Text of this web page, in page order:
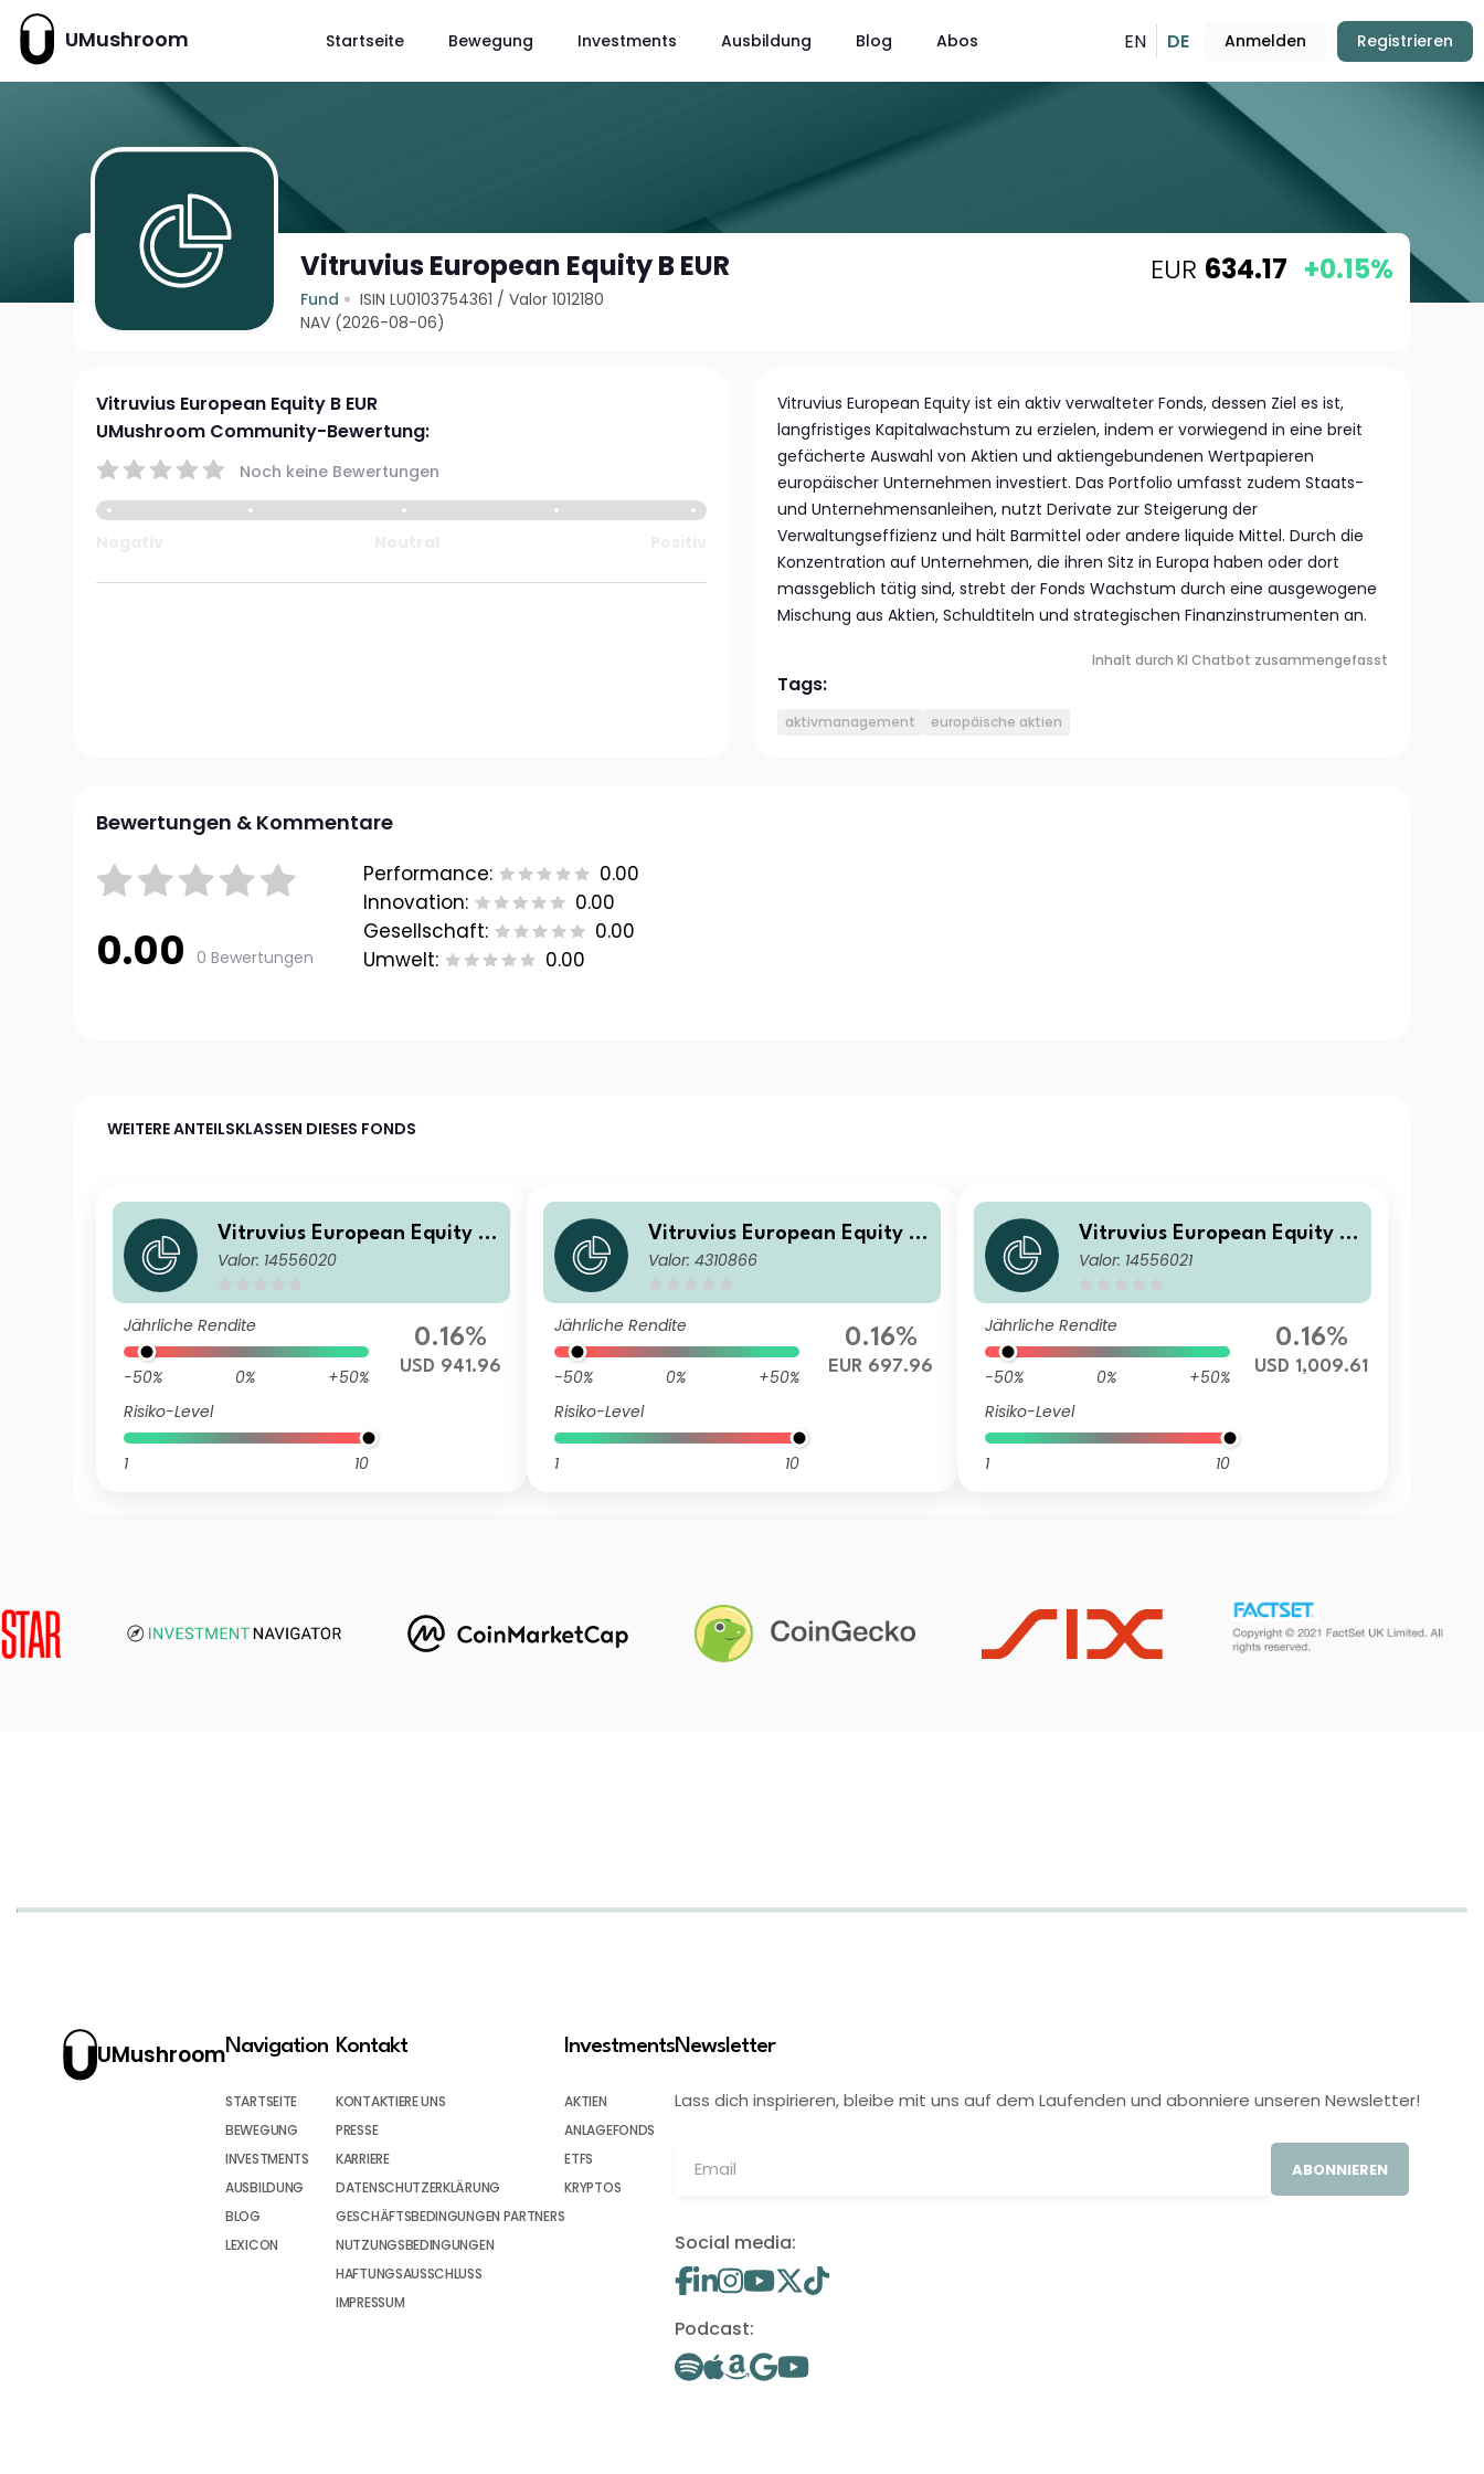
UMushroom Startseite Bewegung Investments Ausbildung Blog Abos EN DE Anmelden Registrieren
Vitruvius European Equity B EUR
Fund ISIN LU0103754361 /Valor 1012180
NAV (2026-08-06)
EUR 634.17 +0.15%
Vitruvius European Equity B EUR
UMushroom Community-Bewertung:
Noch keine Bewertungen
Vitruvius European Equity ist ein aktiv verwalteter Fonds, dessen Ziel es ist,
langfristiges Kapitalwachstum zu erzielen, indem er vorwiegend in eine breit
gefächerte Auswahl von Aktien und aktiengebundenen Wertpapieren
europäischer Unternehmen investiert. Das Portfolio umfasst zudem Staats-
und Unternehmensanleihen, nutzt Derivate zur Steigerung der
Verwaltungseffizienz und hält Barmittel oder andere liquide Mittel. Durch die
Konzentration auf Unternehmen, die ihren Sitz in Europa haben oder dort
massgeblich tätig sind, strebt der Fonds Wachstum durch eine ausgewogene
Mischung aus Aktien, Schuldtiteln und strategischen Finanzinstrumenten an.
Inhalt durch KI Chatbot zusammengefasst
Tags:
aktivmanagement europäische aktien
Bewertungen & Kommentare
0.00 0 Bewertungen
Performance:
0.00
Innovation:
0.00
Gesellschaft:
0.00
Umwelt:
0.00
WEITERE ANTEILSKLASSEN DIESES FONDS
Vitruvius European Equity B
USD
Valor: 14556020
Jährliche Rendite
-50% 0%
+50%
Risiko-Level
1 10
0.16%
USD 941.96
Vitruvius European Equity BI
EUR
Valor: 4310866
Jährliche Rendite
-50% 0%
+50%
Risiko-Level
1 10
0.16%
EUR 697.96
Vitruvius European Equity BI
USD
Valor: 14556021
Jährliche Rendite
-50% 0%
+50%
Risiko-Level
1 10
0.16%
USD 1,009.61
UMushroomNavigation
STARTSEITE
BEWEGUNG
INVESTMENTS
AUSBILDUNG
BLOG
LEXICON
Kontakt
KONTAKTIERE UNS
PRESSE
KARRIERE
DATENSCHUTZERKLÄRUNG
GESCHÄFTSBEDINGUNGEN PARTNERS
NUTZUNGSBEDINGUNGEN
HAFTUNGSAUSSCHLUSS
IMPRESSUM
Investments
AKTIEN
ANLAGEFONDS
ETFS
KRYPTOS
Newsletter
Lass dich inspirieren, bleibe mit uns auf dem Laufenden und abonniere unseren Newsletter!
ABONNIEREN
Social media:
Podcast: